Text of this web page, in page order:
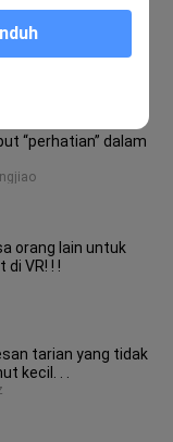
! !
“perhatian” dalam
orang lain untuk
VR! ! !
tarian yang tidak
kecil. . .